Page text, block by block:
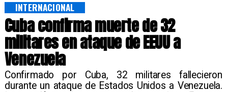
Cuba confirma muerte de 32
militares en ataque de EEUU a
Venezuela
Confirmado por Cuba, 32 militares fallecieron
durante un ataque de Estados Unidos a Venezuela.
INTERNACIONAL